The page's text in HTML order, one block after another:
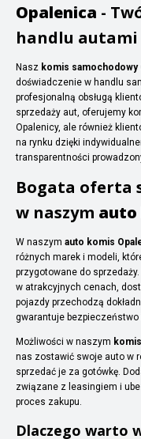
Opalenica -
handlu autami
Nasz komis samochodowy
doświadczenie w handlu
profesjonalną obsługą
sprzedaży aut, oferujemy
Opalenicy, ale również
na rynku dzięki
transparentności
Bogata oferta
w naszym auto
W naszym auto komis
różnych marek i modeli,
przygotowane do
w atrakcyjnych cenach,
pojazdy przechodzą
gwarantuje
Możliwości w naszym
nas zostawić swoje auto w
sprzedać je za gotówkę.
związane z leasingiem i
proces zakupu.
Dlaczego warto